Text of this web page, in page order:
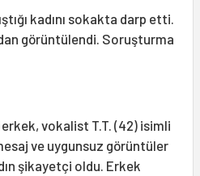
kadını sokakta darp etti.
görüntülendi. Soruşturma
erkek, vokalist T.T. (42) isimli
ve uygunsuz görüntüler
şikayetçi oldu. Erkek